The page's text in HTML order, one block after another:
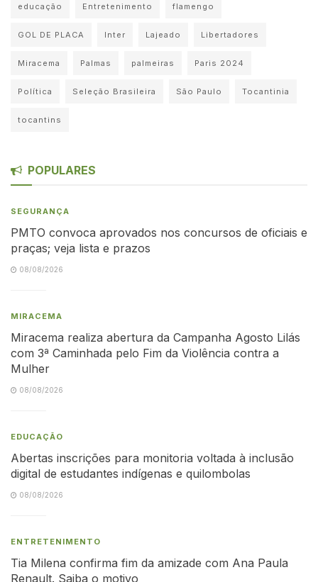
educação Entretenimento flamengo
GOL DE PLACA Inter Lajeado Libertadores
Miracema Palmas palmeiras Paris 2024
Política Seleção Brasileira São Paulo Tocantinia
tocantins
POPULARES
SEGURANÇA
PMTO convoca aprovados nos concursos de oficiais e
praças; veja lista e prazos
08/08/2026
MIRACEMA
Miracema realiza abertura da Campanha Agosto Lilás
com 3ª Caminhada pelo Fim da Violência contra a
Mulher
08/08/2026
EDUCAÇÃO
Abertas inscrições para monitoria voltada à inclusão
digital de estudantes indígenas e quilombolas
08/08/2026
ENTRETENIMENTO
Tia Milena confirma fim da amizade com Ana Paula
Renault. Saiba o motivo